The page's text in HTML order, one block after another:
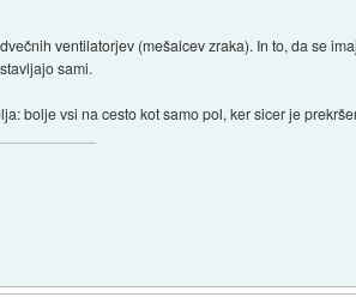
ventilatorjev (mešalcev zraka). In to, da se
sami.
bolje vsi na cesto kot samo pol, ker sicer je